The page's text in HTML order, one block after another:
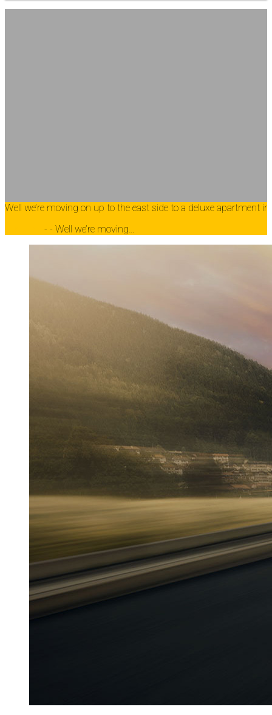
Well we’re moving on up to the east side to a deluxe apartment
- - Well we’re moving…